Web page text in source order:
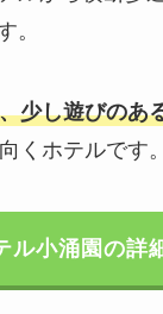
。
少し遊びのあ
くホテルです。
ル小涌園の詳